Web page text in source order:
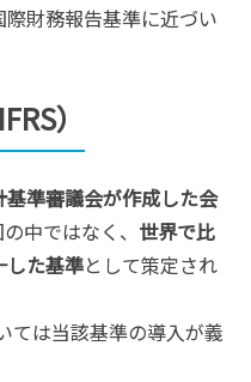
財務報告基準に近づい
）
基準審議会が作成した会
中ではなく、 世界で比
した基準として策定され
ては当該基準の導入が義